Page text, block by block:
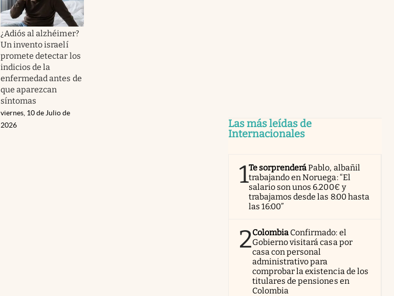
¿Adiós al alzhéimer?
Un invento israelí
promete detectar los
indicios de la
enfermedad antes de
que aparezcan
síntomas
viernes, 10 de Julio de
2026
Las más leídas de
Internacionales
1Te sorprenderáPablo, albañil
trabajando en Noruega: “El
salario son unos 6.200€ y
trabajamos desde las 8:00 hasta
las 16:00”
2Colombia Confirmado: el
Gobierno visitará casa por
casa con personal
administrativo para
comprobar la existencia de los
titulares de pensiones en
Colombia